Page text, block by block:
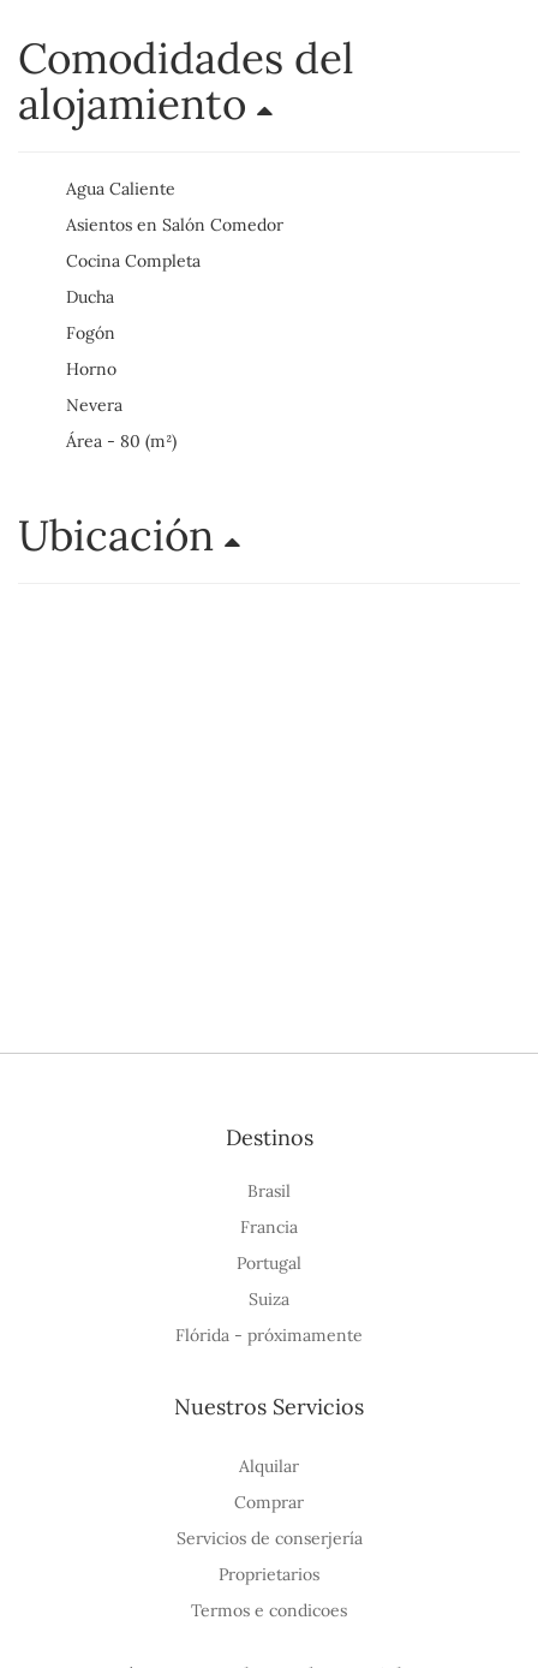
Comodidades del
alojamiento
Agua Caliente
Asientos en Salón Comedor
Cocina Completa
Ducha
Fogón
Horno
Nevera
Área - 80 (m²)
Ubicación
Destinos
Brasil
Francia
Portugal
Suiza
Flórida - próximamente
Nuestros Servicios
Alquilar
Comprar
Servicios de conserjería
Proprietarios
Termos e condicoes